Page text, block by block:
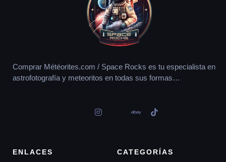
Comprar Météorites.com / Space Rocks es tu especialista en
astrofotografía y meteoritos en todas sus formas…
ENLACES CATEGORÍAS